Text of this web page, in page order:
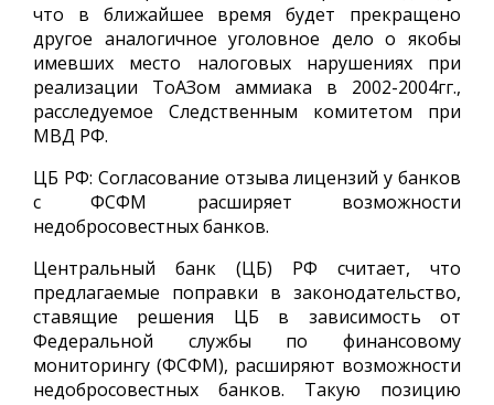
что в ближайшее время будет прекращено
другое аналогичное уголовное дело о якобы
имевших место налоговых нарушениях при
реализации ТоАЗом аммиака в 2002-2004гг.,
расследуемое Следственным комитетом при
МВД РФ.
ЦБ РФ: Согласование отзыва лицензий у банков
с ФСФМ расширяет возможности
недобросовестных банков.
Центральный банк (ЦБ) РФ считает, что
предлагаемые поправки в законодательство,
ставящие решения ЦБ в зависимость от
Федеральной службы по финансовому
мониторингу (ФСФМ), расширяют возможности
недобросовестных банков. Такую позицию